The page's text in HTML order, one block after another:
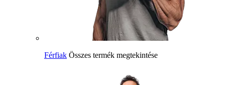
Férfiak Összes termék megtekintése